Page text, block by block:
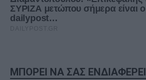
ΜΠΟΡΕΙ ΝΑ ΣΑΣ ΕΝΔΙΑΦΕΡΕΙ